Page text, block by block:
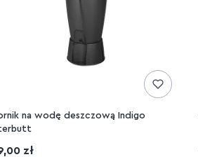
przewijanie
na wodę deszczową Indigo
zł